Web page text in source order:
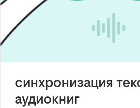
синхронизация
аудиокниг